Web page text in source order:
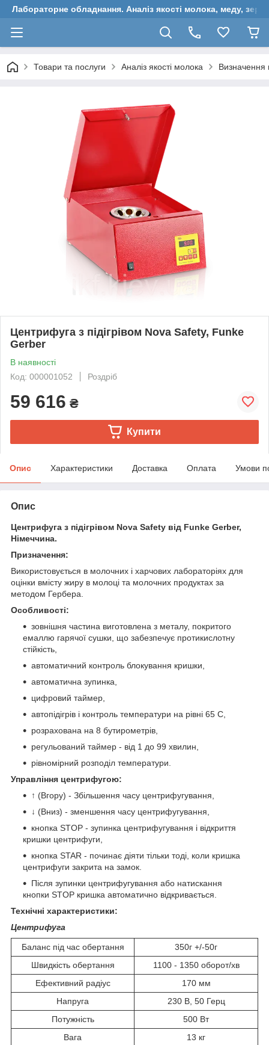
Лабораторне обладнання. Аналіз якості молока, меду, зерна
Товари та послуги Аналіз якості молока Визначення
Центрифуга з підігрівом Nova Safety, Funke
Gerber
В наявності
Код: 000001052
Роздріб
59 616 ₴
Купити
Опис Характеристики Доставка Оплата Умови
Опис
Центрифуга з підігрівом Nova Safety від Funke Gerber,
Німеччина.
Призначення:
Використовується в молочних і харчових лабораторіях для
оцінки вмісту жиру в молоці та молочних продуктах за
методом Гербера.
Особливості:
зовнішня частина виготовлена з металу, покритого
емаллю гарячої сушки, що забезпечує протикислотну
стійкість,
автоматичний контроль блокування кришки,
автоматична зупинка,
цифровий таймер,
автопідігрів і контроль температури на рівні 65 С,
розрахована на 8 бутирометрів,
регульований таймер - від 1 до 99 хвилин,
рівномірний розподіл температури.
Управління центрифугою:
↑ (Вгору) - Збільшення часу центрифугування,
↓ (Вниз) - зменшення часу центрифугування,
кнопка STOP - зупинка центрифугування і відкриття
кришки центрифуги,
кнопка STAR - починає діяти тільки тоді, коли кришка
центрифуги закрита на замок.
Після зупинки центрифугування або натискання
кнопки STOP кришка автоматично відкривається.
Технічні характеристики:
Центрифуга
Баланс під час обертання
350г +/-50г
Швидкість обертання
1100 - 1350 оборот/хв
Ефективний радіус
170 мм
Напруга
230 В, 50 Герц
Потужність
500 Вт
Вага
13 кг